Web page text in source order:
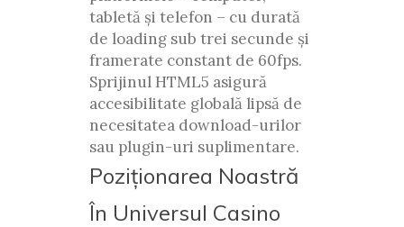
tabletă și telefon – cu durată
de loading sub trei secunde și
framerate constant de 60fps.
Sprijinul HTML5 asigură
accesibilitate globală lipsă de
necesitatea download-urilor
sau plugin-uri suplimentare.
Poziționarea Noastră
În Universul Casino